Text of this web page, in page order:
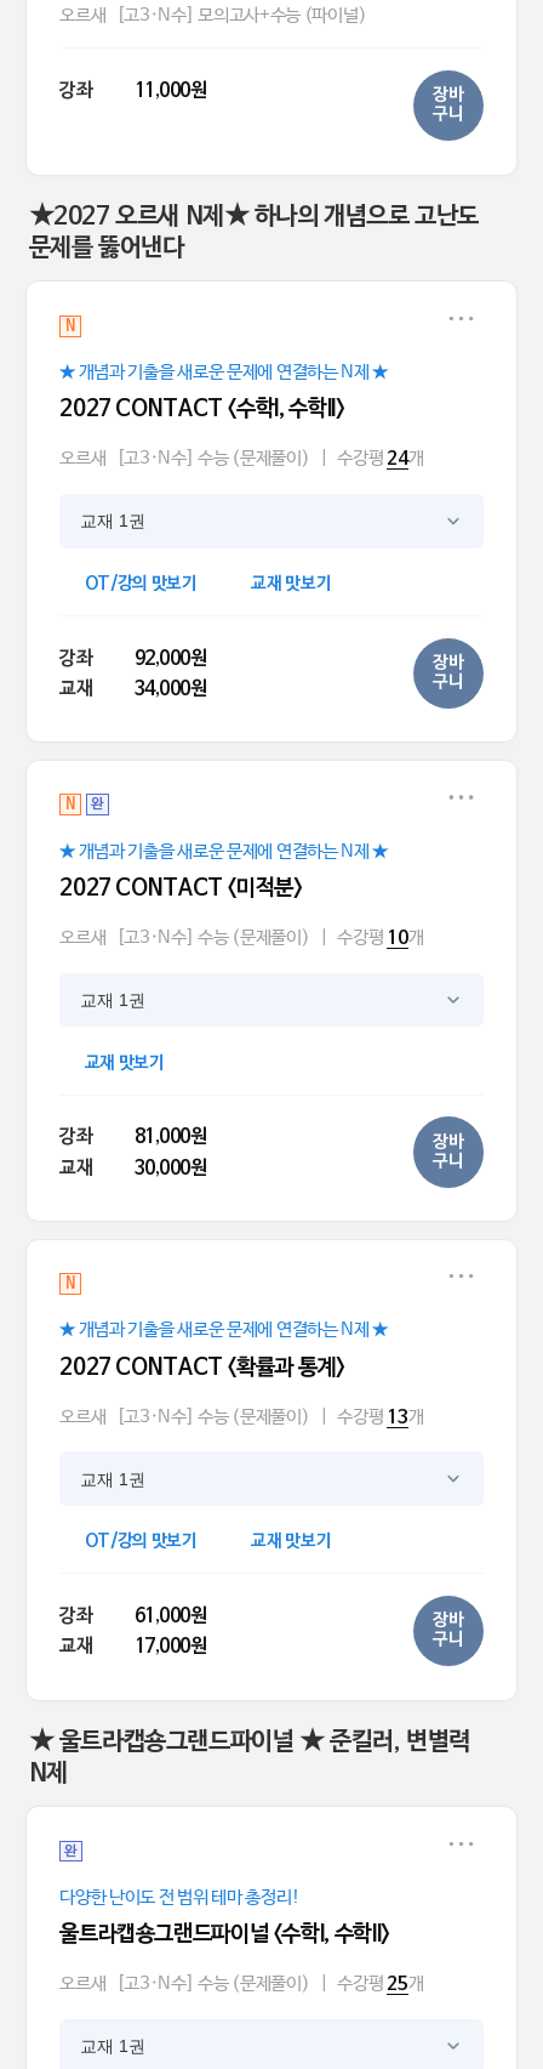
오르새 [고3·N수] 모의고사+수능 (파이널)
강좌 11,000원
장바
구니
★2027 오르새 N제★ 하나의 개념으로 고난도
문제를 뚫어낸다
N
★ 개념과 기출을 새로운 문제에 연결하는 N제 ★
2027 CONTACT <수학l, 수학ll>
오르새 [고3·N수] 수능 (문제풀이) 수강평 24개
교재 1권
OT/강의 맛보기 교재 맛보기
강좌
92,000원
교재
34,000원
장바
구니
N 완
★ 개념과 기출을 새로운 문제에 연결하는 N제 ★
2027 CONTACT <미적분>
오르새 [고3·N수] 수능 (문제풀이) 수강평 10개
교재 1권
교재 맛보기
강좌
81,000원
교재
30,000원
장바
구니
N
★ 개념과 기출을 새로운 문제에 연결하는 N제 ★
2027 CONTACT <확률과 통계>
오르새 [고3·N수] 수능 (문제풀이) 수강평 13개
교재 1권
OT/강의 맛보기 교재 맛보기
강좌
61,000원
교재
17,000원
장바
구니
★ 울트라캡숑그랜드파이널 ★ 준킬러, 변별력
N제
완
다양한 난이도 전 범위 테마 총정리!
울트라캡숑그랜드파이널 <수학l, 수학ll>
오르새 [고3·N수] 수능 (문제풀이) 수강평 25개
교재 1권